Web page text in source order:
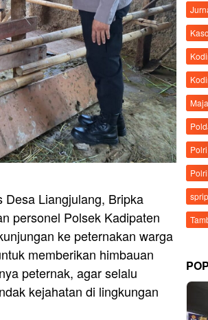
Desa Liangjulang, Bripka
personel Polsek Kadipaten
ke peternakan warga
memberikan himbauan
peternak, agar selalu
kejahatan di lingkungan